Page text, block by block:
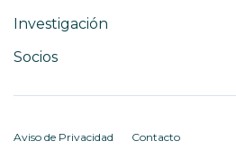
Investigación
Socios
Aviso de Privacidad Contacto